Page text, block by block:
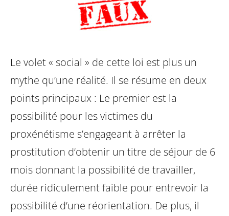
Le volet « social » de cette loi est plus un
mythe qu’une réalité. Il se résume en deux
points principaux : Le premier est la
possibilité pour les victimes du
proxénétisme s’engageant à arrêter la
prostitution d’obtenir un titre de séjour de 6
mois donnant la possibilité de travailler,
durée ridiculement faible pour entrevoir la
possibilité d’une réorientation. De plus, il